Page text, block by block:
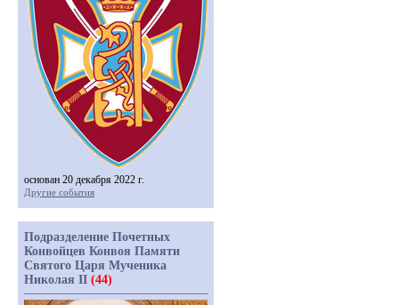
основан 20 декабря 2022 г.
Другие события
Подразделение Почетных
Конвойцев Конвоя Памяти
Святого Царя Мученика
Николая II (44)